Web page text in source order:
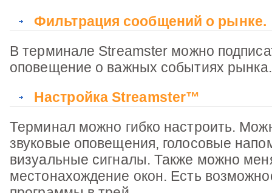
Фильтрация сообщений о рынке.
В терминале Streamster можно
оповещение о важных событиях рынка.
Настройка Streamster™
Терминал можно гибко настроить.
звуковые оповещения, голосовые
визуальные сигналы. Также можно
местонахождение окон. Есть